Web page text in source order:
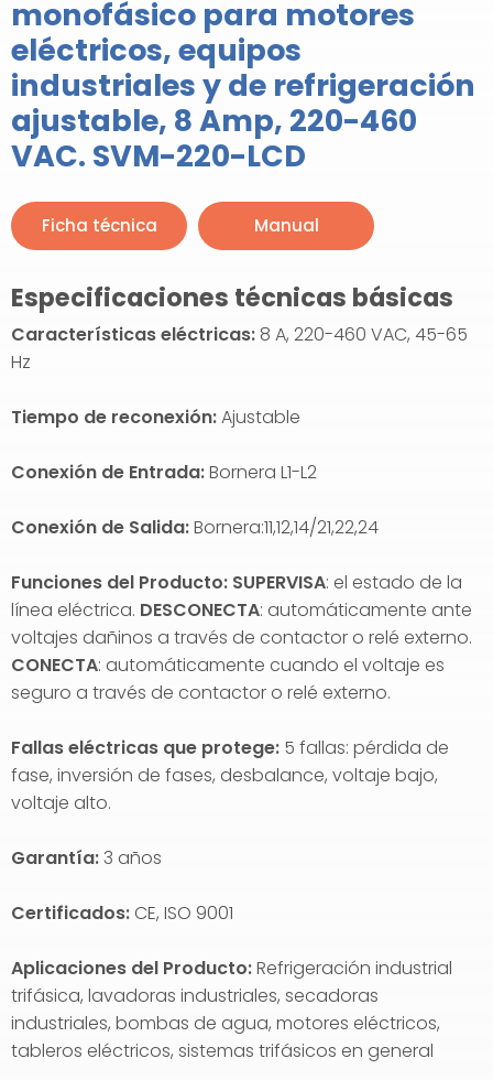
monofásico para motores
eléctricos, equipos
industriales y de refrigeración
ajustable, 8 Amp, 220-460
VAC. SVM-220-LCD
Ficha técnica Manual
Especificaciones técnicas básicas
Características eléctricas: 8 A, 220-460 VAC, 45-65
Hz
Tiempo de reconexión:Ajustable
Conexión de Entrada:Bornera L1-L2
Conexión de Salida:Bornera:11,12,14/21,22,24
Funciones del Producto: SUPERVISA: el estado de la
línea eléctrica. DESCONECTA: automáticamente ante
voltajes dañinos a través de contactor o relé externo.
CONECTA: automáticamente cuando el voltaje es
seguro a través de contactor o relé externo.
Fallas eléctricas que protege: 5 fallas: pérdida de
fase, inversión de fases, desbalance, voltaje bajo,
voltaje alto.
Garantía:3 años
Certificados: CE, ISO 9001
Aplicaciones del Producto:Refrigeración industrial
trifásica, lavadoras industriales, secadoras
industriales, bombas de agua, motores eléctricos,
tableros eléctricos, sistemas trifásicos en general